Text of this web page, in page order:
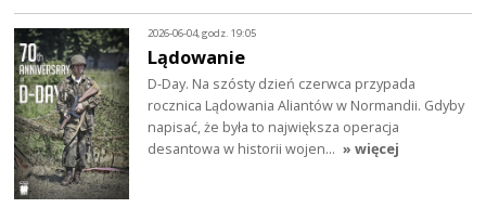
2026-06-04, godz. 19:05
Lądowanie
D-Day. Na szósty dzień czerwca przypada
rocznica Lądowania Aliantów w Normandii. Gdyby
napisać, że była to największa operacja
desantowa w historii wojen… » więcej